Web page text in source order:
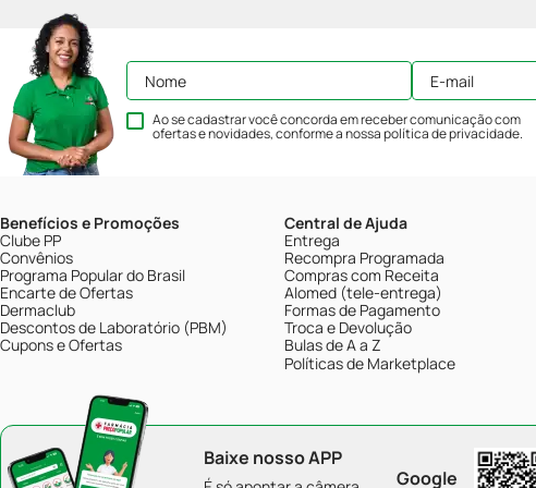
Ao se cadastrar você concorda em receber comunicação com
ofertas e novidades, conforme a nossapolítica de privacidade.
Benefícios e Promoções
Clube PP
Convênios
Programa Popular do Brasil
Encarte de Ofertas
Dermaclub
Descontos de Laboratório (PBM)
Cupons e Ofertas
Central de Ajuda
Entrega
Recompra Programada
Compras com Receita
Alomed (tele-entrega)
Formas de Pagamento
Troca e Devolução
Bulas de A a Z
Políticas de Marketplace
Baixe nosso APP
Google